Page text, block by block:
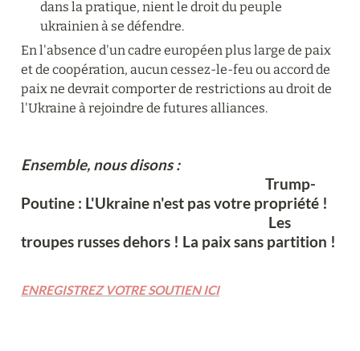
dans la pratique, nient le droit du peuple
ukrainien à se défendre.
En l'absence d'un cadre européen plus large de paix
et de coopération, aucun cessez-le-feu ou accord de
paix ne devrait comporter de restrictions au droit de
l'Ukraine à rejoindre de futures alliances.
Ensemble, nous disons :
Trump-
Poutine : L'Ukraine n'est pas votre propriété !
troupes russes dehors ! La paix sans partition !
ENREGISTREZ VOTRE SOUTIEN ICI